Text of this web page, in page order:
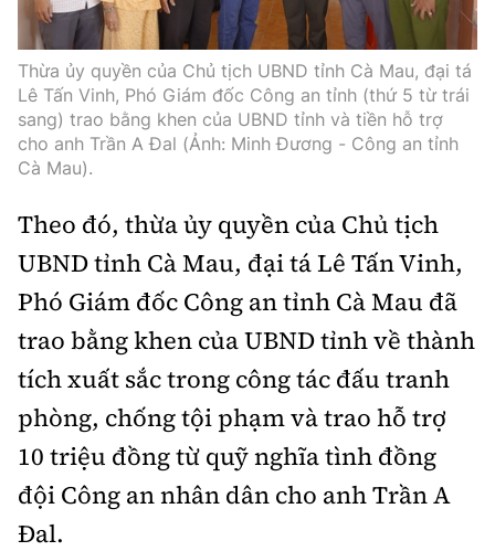
Mời thầu - Đấu thầu
Thi viết về GTVT
360 độ thể thao
Tư vấn
Thời sự Quốc tế
Hồ sơ tài liệu
Thế giới giao thông
Thế giới xây dựng
Đi ++
Du lịch
Khám phá
Lối sống
Ẩm thực
Video
Thời sự
Camera giao thông
Câu chuyện giao thông
Giải trí - Thể thao
Cơ quan chủ quản: Bộ Xây dựng
Giấy phép số: 03/GP-BVHTTDL, cấp ngày 1/4/2025.
Tòa soạn: Số 2 Nguyễn Công Hoan, phường Giảng Võ,
Tổng biên tập: Nguyễn Thị Hồng Nga
Phó Tổng biên tập:Nguyễn Sơn Tùng,
Nguyễn Đức Thắng, La Đức Hùng
Thừa ủy quyền của Chủ tịch UBND tỉnh Cà Mau, đại tá
Lê Tấn Vinh, Phó Giám đốc Công an tỉnh (thứ 5 từ trái
sang) trao bằng khen của UBND tỉnh và tiền hỗ trợ
cho anh Trần A Đal (Ảnh: Minh Đương - Công an tỉnh
Cà Mau).
Theo đó, thừa ủy quyền của Chủ tịch
UBND tỉnh Cà Mau, đại tá Lê Tấn Vinh,
Phó Giám đốc Công an tỉnh Cà Mau đã
trao bằng khen của UBND tỉnh về thành
tích xuất sắc trong công tác đấu tranh
phòng, chống tội phạm và trao hỗ trợ
10 triệu đồng từ quỹ nghĩa tình đồng
đội Công an nhân dân cho anh Trần A
Đal.